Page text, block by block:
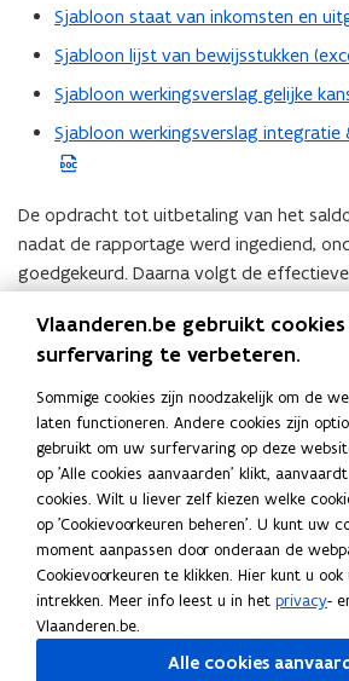
Sjabloon staat van inkomsten en
(
E
c
e
e
s
t
n
d
o
p
e
n
t
n
n
i
Sjabloon lijst van bewijsstukken
(
E
c
e
b
s
t
a
d
o
p
e
n
t
i
n
n
Sjabloon werkingsverslag gelijke
(
W
o
d
b
e
s
t
a
d
o
p
e
n
t
n
Sjabloon werkingsverslag integratie
(
W
r
d
b
s
t
a
n
d
o
p
n
t
i
De opdracht tot uitbetaling van het
nadat de rapportage werd ingediend,
goedgekeurd. Daarna volgt de
eventueel verkregen voorschotten
nog vragen hebt omtrent de afrekening,
opnemen metinclusie@vlaanderen.be
(
o
p
e
n
t
n
u
Deel deze pagina
L
i
n
k
e
d
K
o
p
i
e
e
Neem contact met ons
Heb je een vraag of opmerking?
Vlaanderen.be gebruikt
surfervaring te verbeteren.
Sommige cookies zijn noodzakelijk om de
laten functioneren. Andere cookies zijn
gebruikt om uw surfervaring op deze
op 'Alle cookies aanvaarden' klikt,
cookies. Wilt u liever zelf kiezen welke
op 'Cookievoorkeuren beheren'. U kunt uw
moment aanpassen door onderaan de
Cookievoorkeuren te klikken. Hier kunt u
intrekken. Meer info leest u in het privacy-
Vlaanderen.be.
Alle cookies